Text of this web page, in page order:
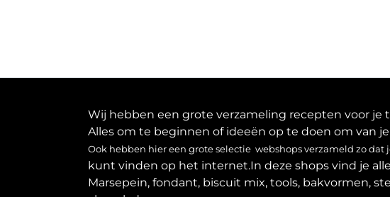
Wij hebben een grote verzameling recepten voor je
Alles om te beginnen of ideeën op te doen om van
Ook hebben hier een grote selectie webshops verzameld zo
kunt vinden op het internet.In deze shops vind je
Marsepein, fondant, biscuit mix, tools, bakvormen,